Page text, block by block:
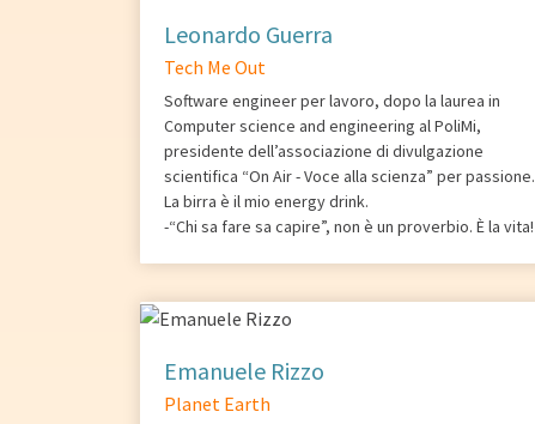
Leonardo Guerra
Tech Me Out
Software engineer per lavoro, dopo la laurea in
Computer science and engineering al PoliMi,
presidente dell’associazione di divulgazione
scientifica “On Air - Voce alla scienza” per passione.
La birra è il mio energy drink.
-“Chi sa fare sa capire”, non è un proverbio. È la vita!
Emanuele Rizzo
Planet Earth